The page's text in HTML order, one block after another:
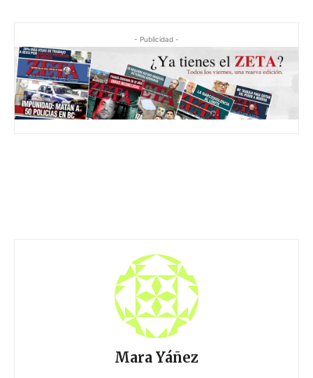
- Publicidad -
Mara Yáñez